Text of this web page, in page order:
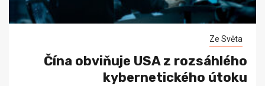
Ze Světa
Čína obviňuje USA z rozsáhlého
kybernetického útoku